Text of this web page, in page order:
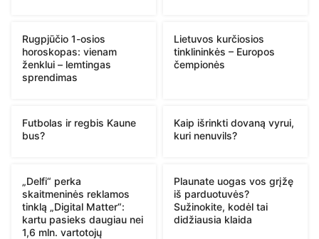
Rugpjūčio 1-osios
horoskopas: vienam
ženklui – lemtingas
sprendimas
Lietuvos kurčiosios
tinklininkės – Europos
čempionės
Futbolas ir regbis Kaune
bus?
Kaip išrinkti dovaną vyrui,
kuri nenuvils?
„Delfi“ perka
skaitmeninės reklamos
tinklą „Digital Matter“:
kartu pasieks daugiau nei
1,6 mln. vartotojų
Plaunate uogas vos grįžę
iš parduotuvės?
Sužinokite, kodėl tai
didžiausia klaida